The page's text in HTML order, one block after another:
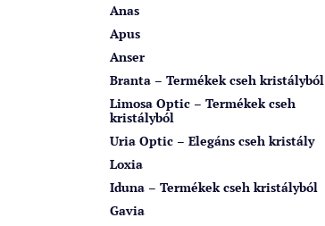
Anas
Apus
Anser
Branta – Termékek cseh kristályból
Limosa Optic – Termékek cseh
kristályból
Uria Optic – Elegáns cseh kristály
Loxia
Iduna – Termékek cseh kristályból
Gavia